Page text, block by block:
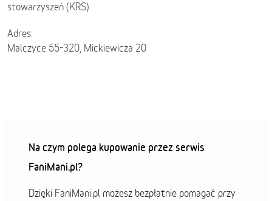
stowarzyszeń (KRS)
Adres:
Malczyce 55-320, Mickiewicza 20
Na czym polega kupowanie przez serwis
FaniMani.pl?
Dzięki FaniMani.pl możesz bezpłatnie pomagać przy